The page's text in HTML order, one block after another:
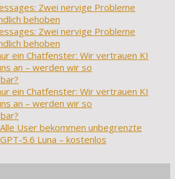
Zwei nervige Probleme
behoben
Zwei nervige Probleme
behoben
ein Chatfenster: Wir vertrauen KI
an – werden wir so
ein Chatfenster: Wir vertrauen KI
an – werden wir so
User bekommen unbegrenzte
5.6 Luna – kostenlos